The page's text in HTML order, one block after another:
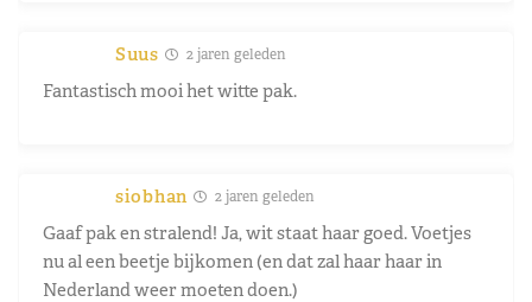
Suus 2 jaren geleden
Fantastisch mooi het witte pak.
siobhan 2 jaren geleden
Gaaf pak en stralend! Ja, wit staat haar goed. Voetjes
nu al een beetje bijkomen (en dat zal haar haar in
Nederland weer moeten doen.)